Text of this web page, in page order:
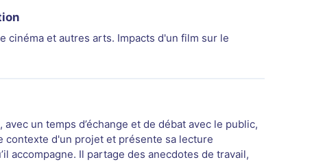
cinéma et autres arts. Impacts d'un film sur le
un temps d’échange et de débat avec le public,
contexte d'un projet et présente sa lecture
accompagne. Il partage des anecdotes de travail,